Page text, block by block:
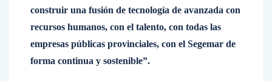
construir una fusión de tecnología de avanzada con
recursos humanos, con el talento, con todas las
empresas públicas provinciales, con el Segemar de
forma continua y sostenible”.